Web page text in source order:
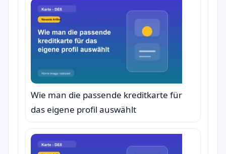
Wie man die passende kreditkarte für
das eigene profil auswählt